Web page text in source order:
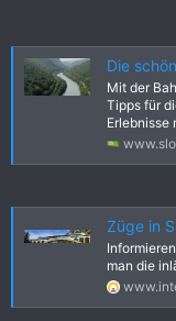
Die
Mit der
Tipps für
Erlebnisse
Züge in
man die